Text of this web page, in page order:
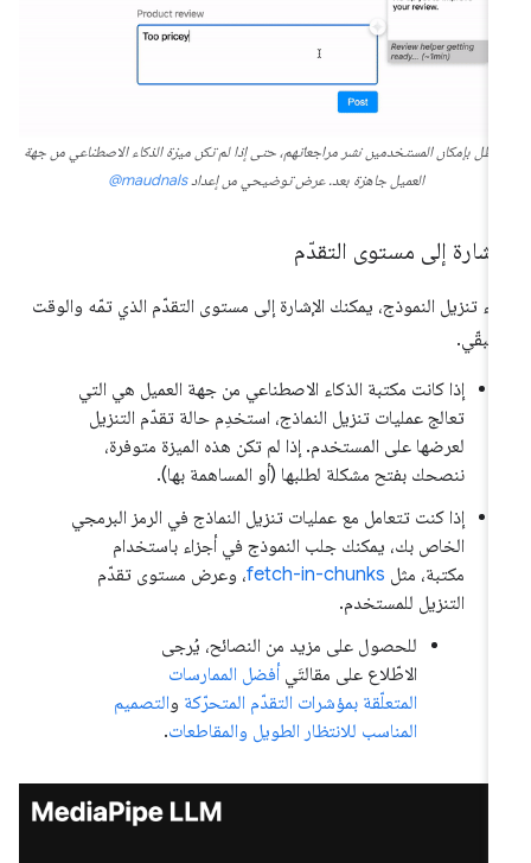
بإمكان المستخدمين نشر مراجعاتهم، حتى إذا لم تكن ميزة الذكاء الاصطناعي من جهة
العميل جاهزة بعد. عرض توضيحي من إعداد‎@maudnals
إلى مستوى التقدّم
تنزيل النموذج، يمكنك الإشارة إلى مستوى التقدّم الذي تمّه والوقت
إذا كانت مكتبة الذكاء الاصطناعي من جهة العميل هي التي
تعالج عمليات تنزيل النماذج، استخدِم حالة تقدّم التنزيل
لعرضها على المستخدم. إذا لم تكن هذه الميزة متوفرة،
ننصحك بفتح مشكلة لطلبها (أو المساهمة بها).
إذا كنت تتعامل مع عمليات تنزيل النماذج في الرمز البرمجي
الخاص بك، يمكنك جلب النموذج في أجزاء باستخدام
مكتبة، مثلfetch-in-chunks، وعرض مستوى تقدّم
التنزيل للمستخدم.
للحصول على مزيد من النصائح، يُرجى
الاطّلاع على مقالتَيأفضل الممارسات
المتعلّقة بمؤشرات التقدّم المتحرّكةوالتصميم
المناسب للانتظار الطويل والمقاطعات.